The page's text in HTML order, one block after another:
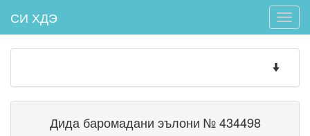
Toggle
СИ ХДЭ
Toggle
Дида баромадани эълони № 434498